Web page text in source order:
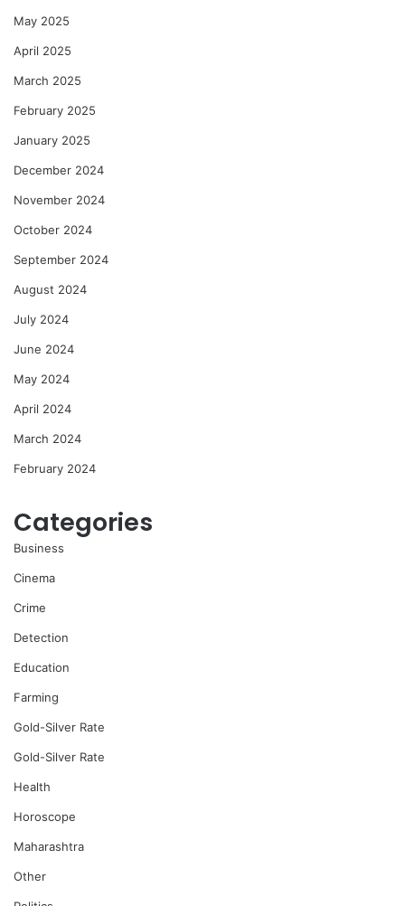
May 2025
April 2025
March 2025
February 2025
January 2025
December 2024
November 2024
October 2024
September 2024
August 2024
July 2024
June 2024
May 2024
April 2024
March 2024
February 2024
Categories
Business
Cinema
Crime
Detection
Education
Farming
Gold-Silver Rate
Gold-Silver Rate
Health
Horoscope
Maharashtra
Other